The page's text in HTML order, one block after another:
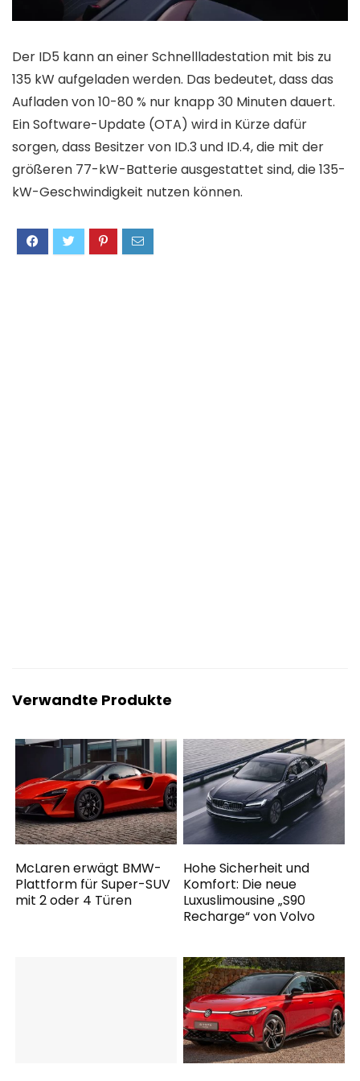
Der ID5 kann an einer Schnellladestation mit bis zu
135 kW aufgeladen werden. Das bedeutet, dass das
Aufladen von 10-80 % nur knapp 30 Minuten dauert.
Ein Software-Update (OTA) wird in Kürze dafür
sorgen, dass Besitzer von ID.3 und ID.4, die mit der
größeren 77-kW-Batterie ausgestattet sind, die 135-
kW-Geschwindigkeit nutzen können.
Verwandte Produkte
McLaren erwägt BMW-
Plattform für Super-SUV
mit 2 oder 4 Türen
Hohe Sicherheit und
Komfort: Die neue
Luxuslimousine „S90
Recharge“ von Volvo